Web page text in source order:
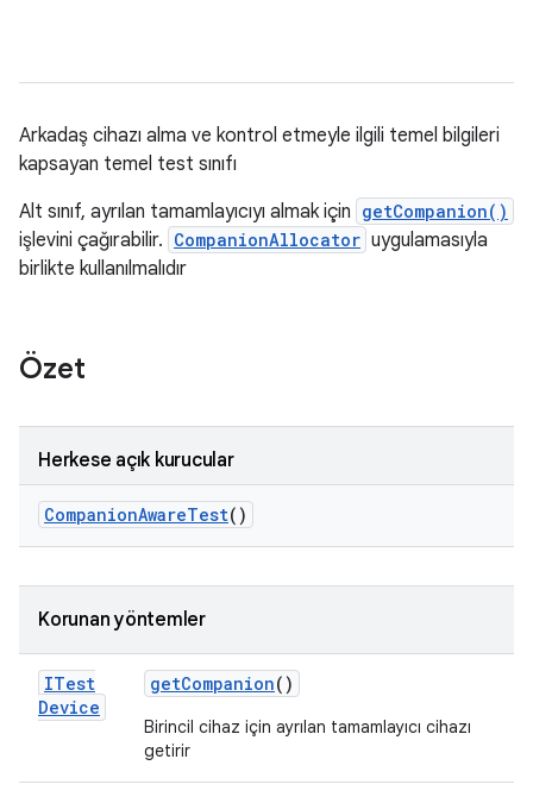
Arkadaş cihazı alma ve kontrol etmeyle ilgili temel bilgileri
kapsayan temel test sınıfı
Alt sınıf, ayrılan tamamlayıcıyı almak için getCompanion()
işlevini çağırabilir. CompanionAllocator uygulamasıyla
birlikte kullanılmalıdır
Özet
Herkese açık kurucular
CompanionAwareTest()
Korunan yöntemler
ITest
Device
getCompanion()
Birincil cihaz için ayrılan tamamlayıcı cihazı
getirir